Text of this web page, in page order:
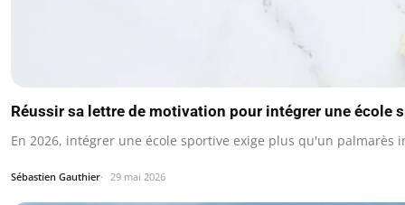
Réussir sa lettre de motivation pour intégrer une école
En 2026, intégrer une école sportive exige plus qu'un palmarès
Sébastien Gauthier 29 mai 2026